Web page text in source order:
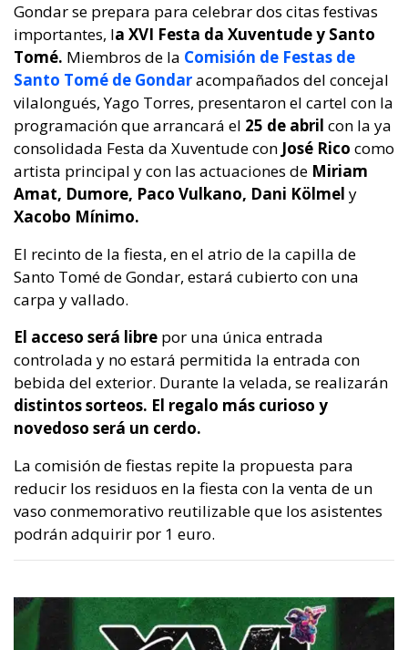
Gondar se prepara para celebrar dos citas festivas
importantes, la XVI Festa da Xuventude y Santo
Tomé. Miembros de la Comisión de Festas de
Santo Tomé de Gondaracompañados del concejal
vilalongués, Yago Torres, presentaron el cartel con la
programación que arrancará el 25 de abril con la ya
consolidada Festa da Xuventude con José Rico como
artista principal y con las actuaciones de Miriam
Amat, Dumore, Paco Vulkano, Dani Kölmel y
Xacobo Mínimo.
El recinto de la fiesta, en el atrio de la capilla de
Santo Tomé de Gondar, estará cubierto con una
carpa y vallado.
El acceso será libre por una única entrada
controlada y no estará permitida la entrada con
bebida del exterior. Durante la velada, se realizarán
distintos sorteos. El regalo más curioso y
novedoso será un cerdo.
La comisión de fiestas repite la propuesta para
reducir los residuos en la fiesta con la venta de un
vaso conmemorativo reutilizable que los asistentes
podrán adquirir por 1 euro.